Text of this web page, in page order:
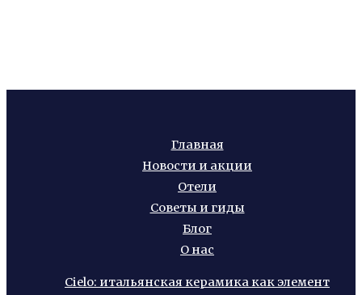
Главная
Новости и акции
Отели
Советы и гиды
Блог
О нас
Cielo: итальянская керамика как элемент